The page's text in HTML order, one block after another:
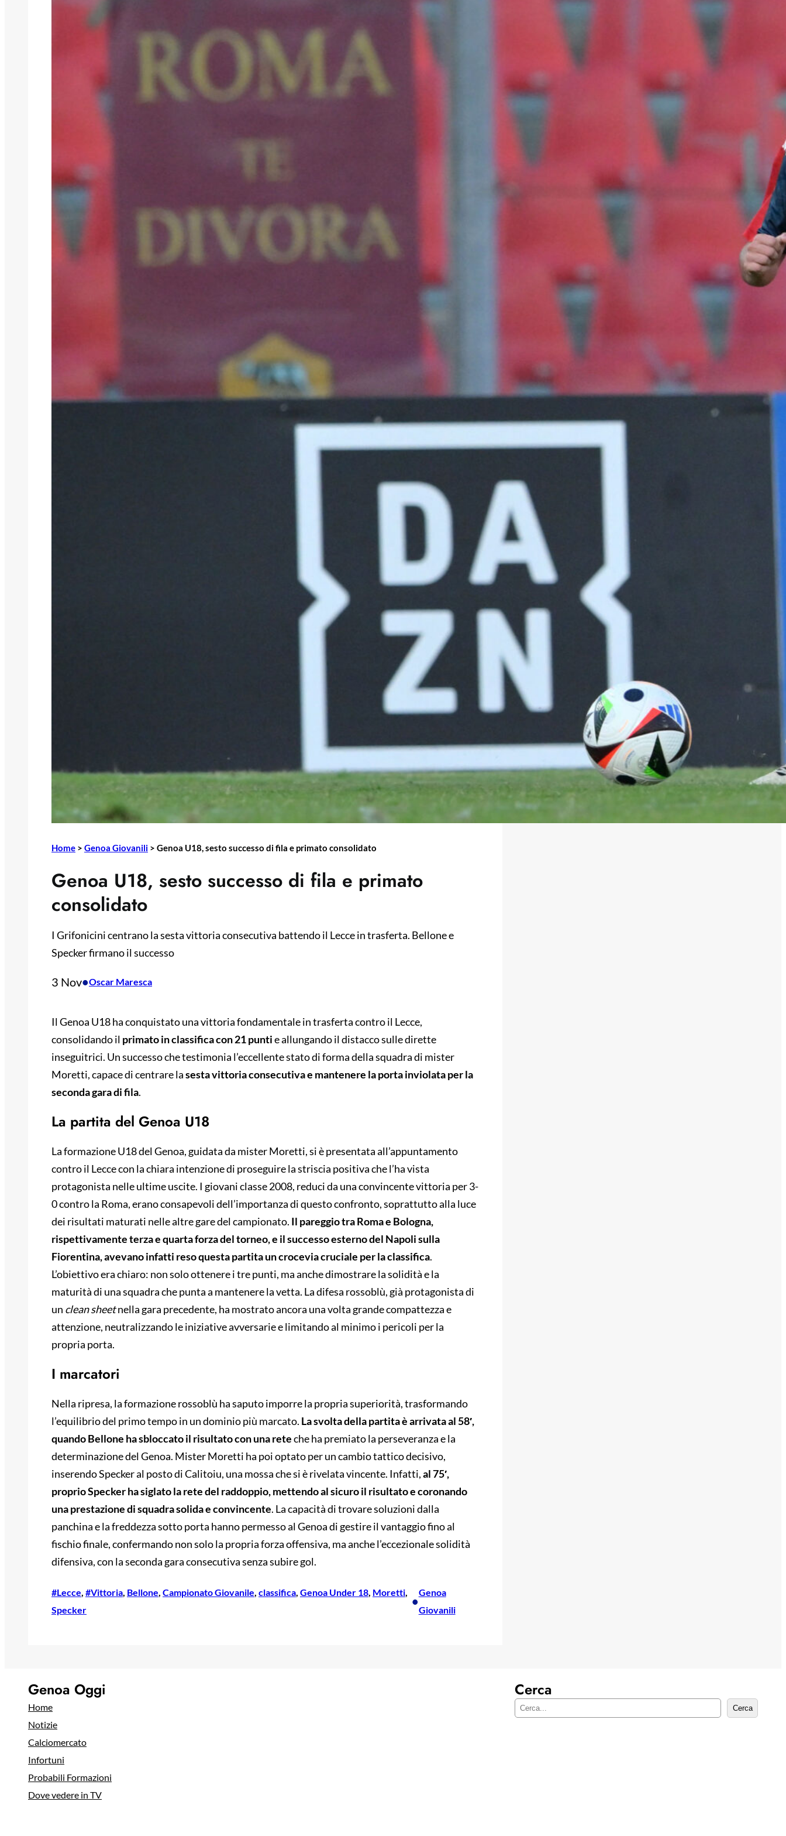
Home > Genoa Giovanili > Genoa U18, sesto successo di fila e primato consolidato
Genoa U18, sesto successo di fila e primato
consolidato
I Grifonicini centrano la sesta vittoria consecutiva battendo il Lecce in trasferta. Bellone e
Specker firmano il successo
3 Nov•Oscar Maresca
Il Genoa U18 ha conquistato una vittoria fondamentale in trasferta contro il Lecce,
consolidando il primato in classifica con 21 puntie allungando il distacco sulle dirette
inseguitrici. Un successo che testimonia l’eccellente stato di forma della squadra di mister
Moretti, capace di centrare lasesta vittoria consecutiva e mantenere la porta inviolata per la
seconda gara di fila.
La partita del Genoa U18
La formazione U18 del Genoa, guidata da mister Moretti, si è presentata all’appuntamento
contro il Lecce con la chiara intenzione di proseguire la striscia positiva che l’ha vista
protagonista nelle ultime uscite. I giovani classe 2008, reduci da una convincente vittoria per 3-
0 contro la Roma, erano consapevoli dell’importanza di questo confronto, soprattutto alla luce
dei risultati maturati nelle altre gare del campionato. Il pareggio tra Roma e Bologna,
rispettivamente terza e quarta forza del torneo, e il successo esterno del Napoli sulla
Fiorentina, avevano infatti reso questa partita un crocevia cruciale per la classifica.
L’obiettivo era chiaro: non solo ottenere i tre punti, ma anche dimostrare la solidità e la
maturità di una squadra che punta a mantenere la vetta. La difesa rossoblù, già protagonista di
un clean sheetnella gara precedente, ha mostrato ancora una volta grande compattezza e
attenzione, neutralizzando le iniziative avversarie e limitando al minimo i pericoli per la
propria porta.
I marcatori
Nella ripresa, la formazione rossoblù ha saputo imporre la propria superiorità, trasformando
l’equilibrio del primo tempo in un dominio più marcato. La svolta della partita è arrivata al 58′,
quando Bellone ha sbloccato il risultato con una reteche ha premiato la perseveranza e la
determinazione del Genoa. Mister Moretti ha poi optato per un cambio tattico decisivo,
inserendo Specker al posto di Calitoiu, una mossa che si è rivelata vincente. Infatti,al 75′,
proprio Specker ha siglato la rete del raddoppio, mettendo al sicuro il risultato e coronando
una prestazione di squadra solida e convincente. La capacità di trovare soluzioni dalla
panchina e la freddezza sotto porta hanno permesso al Genoa di gestire il vantaggio fino al
fischio finale, confermando non solo la propria forza offensiva, ma anche l’eccezionale solidità
difensiva, con la seconda gara consecutiva senza subire gol.
#Lecce, #Vittoria, Bellone, Campionato Giovanile, classifica, Genoa Under 18, Moretti
Specker
•
Genoa
Giovanili
Scaglione lascia il Genoa, il Borussia
talenti italiani
Genoa Oggi
Home
Notizie
Calciomercato
Infortuni
Probabili Formazioni
Dove vedere in TV
Cerca
C
Cerca